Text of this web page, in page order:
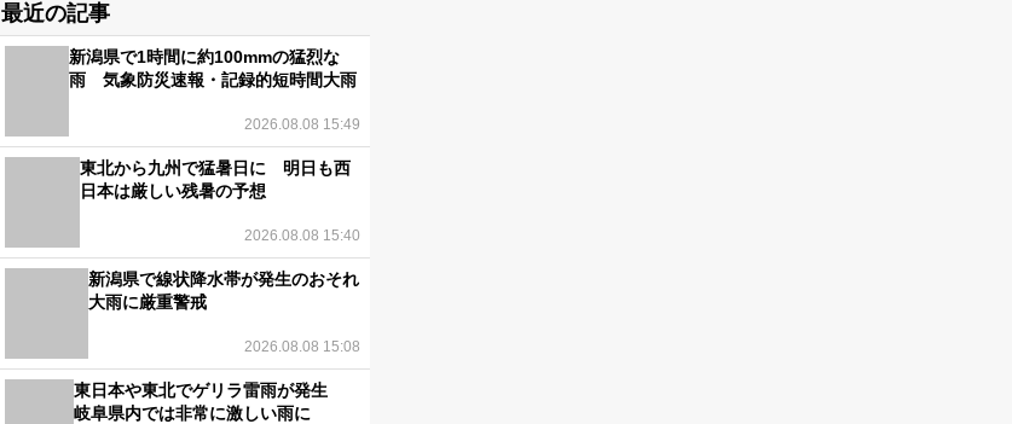
最近の記事
新潟県で1時間に約100mmの猛烈な
雨 気象防災速報・記録的短時間大雨
2026.08.08 15:49
東北から九州で猛暑日に 明日も西
日本は厳しい残暑の予想
2026.08.08 15:40
新潟県で線状降水帯が発生のおそれ
大雨に厳重警戒
2026.08.08 15:08
東日本や東北でゲリラ雷雨が発生
岐阜県内では非常に激しい雨に